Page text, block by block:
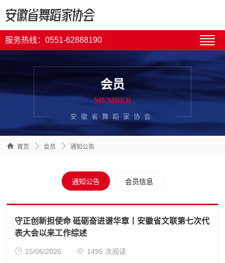
服务热线：0551-62888190
会员
MEMBER
安徽省舞蹈家协会
 首页  会员  通知公告
通知公告 会员信息
守正创新担使命 砥砺奋进谱华章丨安徽省文联第七次代
表大会以来工作综述
 15/06/2026  1495 次阅读